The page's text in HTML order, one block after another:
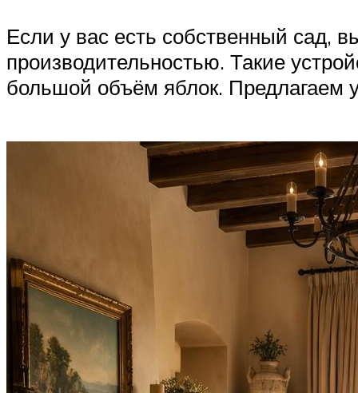
Если у вас есть собственный сад,
производительностью. Такие
большой объём яблок. Предлагаем